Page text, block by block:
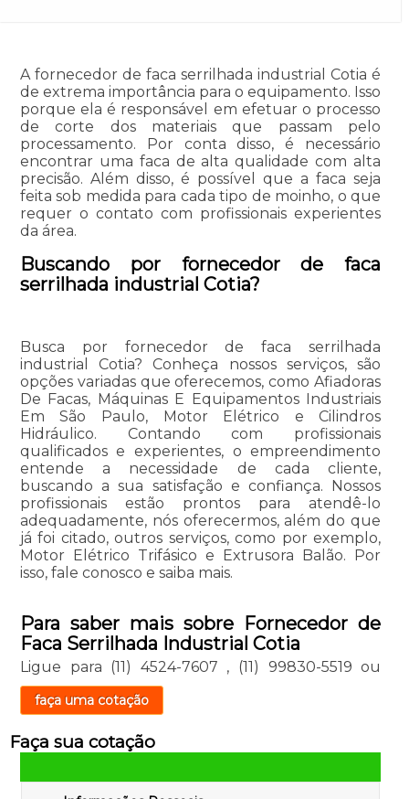
A fornecedor de faca serrilhada industrial Cotia é
de extrema importância para o equipamento. Isso
porque ela é responsável em efetuar o processo
de corte dos materiais que passam pelo
processamento. Por conta disso, é necessário
encontrar uma faca de alta qualidade com alta
precisão. Além disso, é possível que a faca seja
feita sob medida para cada tipo de moinho, o que
requer o contato com profissionais experientes
da área.
Buscando por fornecedor de faca
serrilhada industrial Cotia?
Busca por fornecedor de faca serrilhada
industrial Cotia? Conheça nossos serviços, são
opções variadas que oferecemos, como Afiadoras
De Facas, Máquinas E Equipamentos Industriais
Em São Paulo, Motor Elétrico e Cilindros
Hidráulico. Contando com profissionais
qualificados e experientes, o empreendimento
entende a necessidade de cada cliente,
buscando a sua satisfação e confiança. Nossos
profissionais estão prontos para atendê-lo
adequadamente, nós oferecermos, além do que
já foi citado, outros serviços, como por exemplo,
Motor Elétrico Trifásico e Extrusora Balão. Por
isso, fale conosco e saiba mais.
Para saber mais sobre Fornecedor de
Faca Serrilhada Industrial Cotia
Ligue para (11) 4524-7607 , (11) 99830-5519 ou
faça uma cotação
Faça sua cotação